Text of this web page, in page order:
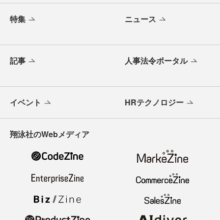
特集 ニュース
記事 人事法令ポータル
イベント HRテクノロジー
翔泳社のWebメディア